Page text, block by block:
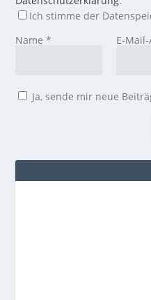
Ich stimme der
Name* E-
Ja, sende mir neue